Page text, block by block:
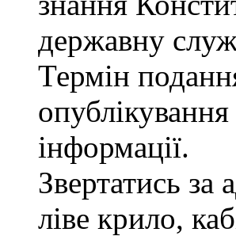
державну
Термін
інформації.
Звертатись
ліве крило,